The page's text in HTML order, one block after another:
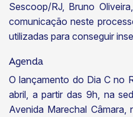
Sescoop/RJ, Bruno
comunicação neste
utilizadas para conseguir
Agenda
O lançamento do Dia C no
abril, a partir das 9h, na
Avenida Marechal Câmara,